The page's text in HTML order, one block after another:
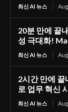
최신 AI 뉴스
20분 만에 끝
성 극대화!
최신 AI 뉴스
2시간 만에
로 업무 혁신
최신 AI 뉴스